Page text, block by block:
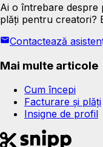
Ai o întrebare despre
plăți pentru creatori?
Contactează
Mai multe articole
Cum începi
Facturare și plăți
Insigne de profil